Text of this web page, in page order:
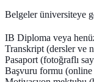
Belgeler üniversiteye
IB Diploma veya
Transkript (dersler ve
Pasaport (fotoğraflı
Başvuru formu (online